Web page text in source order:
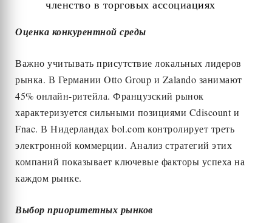
членство в торговых ассоциациях
Оценка конкурентной среды
Важно учитывать присутствие локальных лидеров
рынка. В Германии Otto Group и Zalando занимают
45% онлайн-ритейла. Французский рынок
характеризуется сильными позициями Cdiscount и
Fnac. В Нидерландах bol.com контролирует треть
электронной коммерции. Анализ стратегий этих
компаний показывает ключевые факторы успеха на
каждом рынке.
Выбор приоритетных рынков